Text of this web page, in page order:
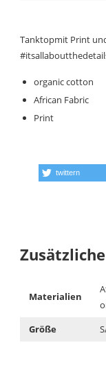
Tanktopmit Print
organic cotton
African Fabric
Print
twittern
Materialien
Größe